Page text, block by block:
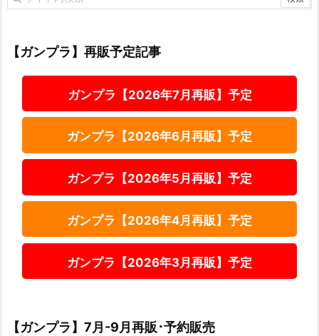
【ガンプラ】再販予定記事
ガンプラ【2026年7月再販】予定
ガンプラ【2026年6月再販】予定
ガンプラ【2026年5月再販】予定
ガンプラ【2026年4月再販】予定
ガンプラ【2026年3月再販】予定
【ガンプラ】7月-9月再販･予約販売